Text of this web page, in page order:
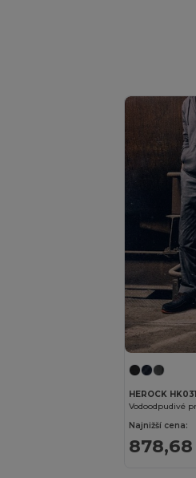
HEROCK HK031
Vodoodpudivé
Najnižší cena: